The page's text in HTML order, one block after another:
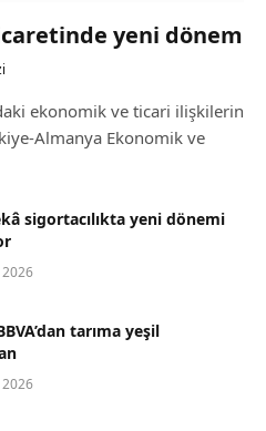
yeni dönem
ekonomik ve ticari ilişkilerin
Almanya Ekonomik ve
sigortacılıkta yeni dönemi
tarıma yeşil